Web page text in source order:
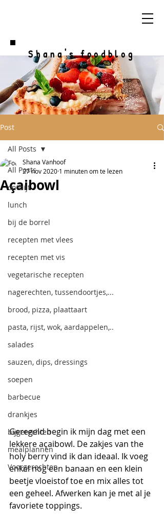
Shana's foodblog
Post
All Posts
ontbijt
lunch
bij de borrel
recepten met vlees
recepten met vis
vegetarische recepten
nagerechten, tussendoortjes,...
brood, pizza, plaattaart
pasta, rijst, wok, aardappelen,..
salades
sauzen, dips, dressings
soepen
barbecue
drankjes
bijgerechten
mealplannen
Voorgerechten
All Posts
Açaibowl
Shana Vanhoof
27 nov 2020 1 minuten om te lezen
Geregeld begin ik mijn dag met een
lekkere açaibowl. De zakjes van the
holy berry vind ik dan ideaal. Ik voeg
enkel nog een banaan en een klein
beetje vloeistof toe en mix alles tot
een geheel. Afwerken kan je met al je
favoriete toppings.